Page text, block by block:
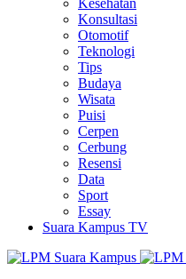
Kesehatan
Konsultasi
Otomotif
Teknologi
Tips
Budaya
Wisata
Puisi
Cerpen
Cerbung
Resensi
Data
Sport
Essay
Suara Kampus TV